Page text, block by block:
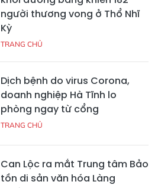
người thương vong ở Thổ Nhĩ
Kỳ
TRANG CHỦ
Dịch bệnh do virus Corona,
doanh nghiệp Hà Tĩnh lo
phòng ngay từ cổng
TRANG CHỦ
Can Lộc ra mắt Trung tâm Bảo
tồn di sản văn hóa Làng